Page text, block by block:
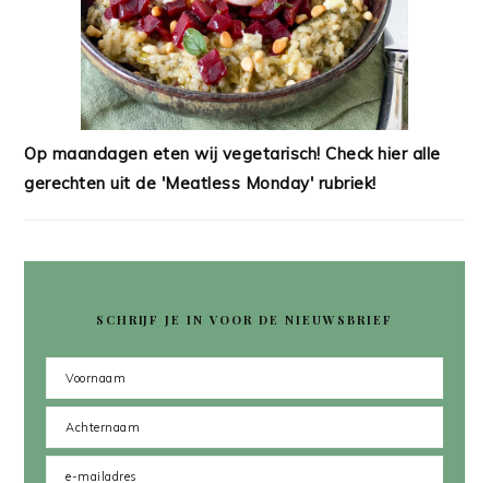
Op maandagen eten wij vegetarisch! Check hier alle
gerechten uit de 'Meatless Monday' rubriek!
SCHRIJF JE IN VOOR DE NIEUWSBRIEF